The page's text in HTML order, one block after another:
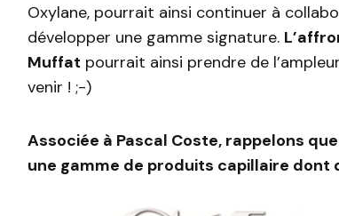
Oxylane, pourrait ainsi continuer à
développer une gamme signature.
Muffat pourrait ainsi prendre de
venir ! ;-)
Associée à Pascal Coste, rappelons
une gamme de produits capillaire dont